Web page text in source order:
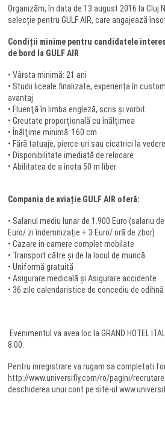
Organizăm, în data de 13 august 2016 la Cluj
selecție pentru GULF AIR, care angajează
Condiții minime pentru candidatele
de bord la GULF AIR
• Vârsta minimă: 21 ani
• Studii liceale finalizate, experiența în
avantaj
• Fluenţă în limba engleză, scris și vorbit
• Greutate proporţională cu înălţimea
• Înălţime minimă: 160 cm
• Fără tatuaje, pierce-uri sau cicatrici la vedere
• Disponibilitate imediată de relocare
• Abilitatea de a înota 50 m liber
Compania de aviație GULF AIR oferă:
• Salariul mediu lunar de 1.900 Euro (salariu
Euro/ zi îndemnizație + 3 Euro/ oră de zbor)
• Cazare în camere complet mobilate
• Transport către și de la locul de muncă
• Uniformă gratuită
• Asigurare medicală și Asigurare accidente
• 36 zile calendaristice de concediu de odihnă
Evenimentul va avea loc la GRAND HOTEL
8:00.
Pentru inregistrare va rugam sa completati
http://www.universifly.com/ro/pagini/
deschiderea unui cont pe site-ul